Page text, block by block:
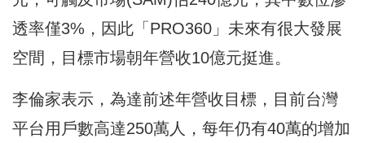
透率僅3%，因此「PRO360」未來有很大發展
空間，目標市場朝年營收10億元挺進。
李倫家表示，為達前述年營收目標，目前台灣
平台用戶數高達250萬人，每年仍有40萬的增加